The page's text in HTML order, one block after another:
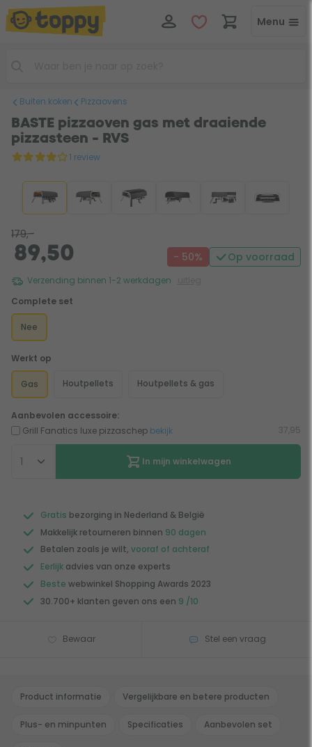
Menu
Buiten koken Pizzaovens
BASTE pizzaoven gas met draaiende
pizzasteen - RVS
1 review
179,-
89,50 - 50% Op voorraad
Verzending binnen 1-2 werkdagen
Complete set
Nee
Werkt op
Gas Houtpellets Houtpellets & gas
Aanbevolen accessoire:
Grill Fanatics luxe pizzaschep bekijk 37,95
In mijn winkelwagen
Gratis bezorging in Nederland & België
Makkelijk retourneren binnen 90 dagen
Betalen zoals je wilt, vooraf of achteraf
Eerlijk advies van onze experts
Beste webwinkel Shopping Awards 2023
30.700+ klanten geven ons een 9 /10
Bewaar Stel een vraag
Product informatie Vergelijkbare en betere producten
Plus- en minpunten Specificaties Aanbevolen set